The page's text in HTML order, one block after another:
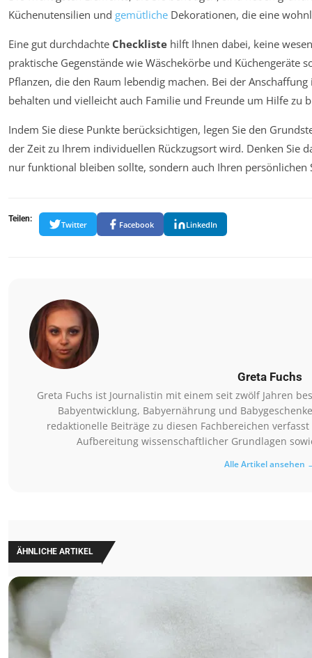
Küchenutensilien und gemütliche Dekorationen, die eine
Eine gut durchdachte Checkliste hilft Ihnen dabei, keine
praktische Gegenstände wie Wäschekörbe und Küchengeräte
Pflanzen, die den Raum lebendig machen. Bei der
behalten und vielleicht auch Familie und Freunde um Hilfe zu
Indem Sie diese Punkte berücksichtigen, legen Sie den
der Zeit zu Ihrem individuellen Rückzugsort wird. Denken Sie
nur funktional bleiben sollte, sondern auch Ihren persönlichen
Teilen:
Twitter Facebook LinkedIn
Greta Fuchs
Greta Fuchs ist Journalistin mit einem seit zwölf Jahren
Babyentwicklung, Babyernährung und
redaktionelle Beiträge zu diesen Fachbereichen
Aufbereitung wissenschaftlicher Grundlagen
Alle Artikel ansehen
ÄHNLICHE ARTIKEL